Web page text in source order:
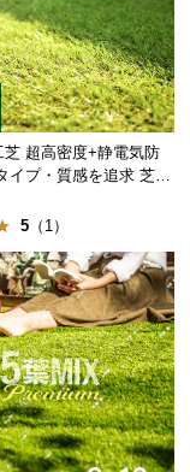
20%
クス葉!
は馴染みがよ
芝 超高密度+静電気防
イプ・質感を追求 芝丈
5 （1）